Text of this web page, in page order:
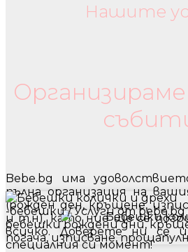
Нашите
Bebe.bg има
пълна организация на
(рожден ден, кръщене,
и т.н), като ние ще се
всичко. Доверете ни се
специалния си момент!